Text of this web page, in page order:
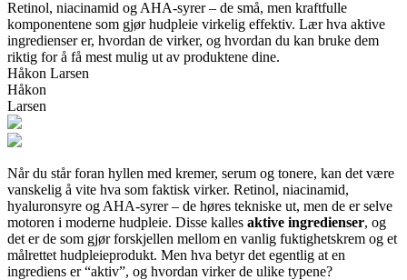
Retinol, niacinamid og AHA-syrer – de små, men kraftfulle
komponentene som gjør hudpleie virkelig effektiv. Lær hva aktive
ingredienser er, hvordan de virker, og hvordan du kan bruke dem
riktig for å få mest mulig ut av produktene dine.
Håkon Larsen
Håkon
Larsen
Når du står foran hyllen med kremer, serum og tonere, kan det være
vanskelig å vite hva som faktisk virker. Retinol, niacinamid,
hyaluronsyre og AHA-syrer – de høres tekniske ut, men de er selve
motoren i moderne hudpleie. Disse kalles aktive ingredienser, og
det er de som gjør forskjellen mellom en vanlig fuktighetskrem og et
målrettet hudpleieprodukt. Men hva betyr det egentlig at en
ingrediens er “aktiv”, og hvordan virker de ulike typene?